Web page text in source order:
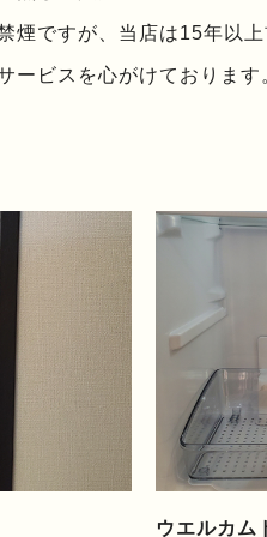
煙ですが、当店は15年以
ービスを心がけております
ウエルカム